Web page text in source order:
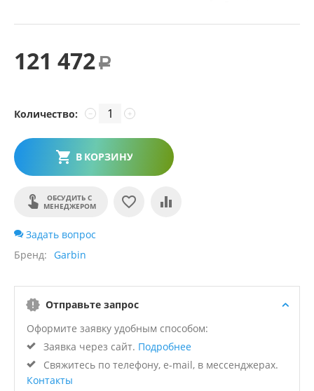
121 472 Р
Количество: +
−
В КОРЗИНУ
ОБСУДИТЬ С
МЕНЕДЖЕРОМ
Задать вопрос
Бренд
Garbin
Отправьте запрос
Оформите заявку удобным способом:
Заявка через сайт. Подробнее
Свяжитесь по телефону, e-mail, в мессенджерах.
Контакты